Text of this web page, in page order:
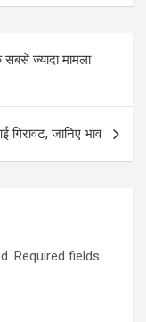
सबसे ज्यादा मामला
जानिए भाव
Required fields